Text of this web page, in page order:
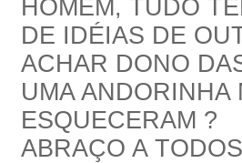
HOMEM, TUDO
DE IDÉIAS DE
ACHAR DONO
UMA ANDORINHA
ESQUECERAM ?
ABRAÇO A